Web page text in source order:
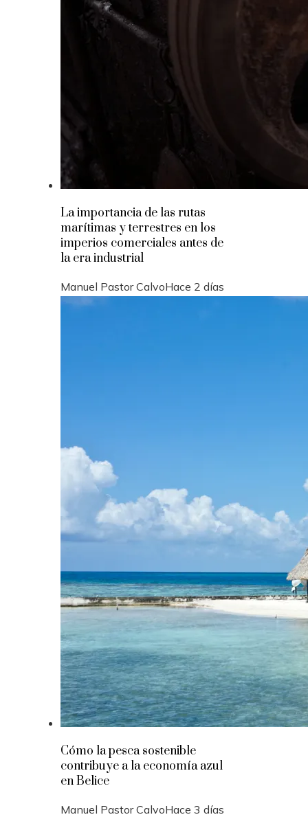
La importancia de las rutas
marítimas y terrestres en los
imperios comerciales antes de
la era industrial
Manuel Pastor CalvoHace 2 días
Cómo la pesca sostenible
contribuye a la economía azul
en Belice
Manuel Pastor CalvoHace 3 días